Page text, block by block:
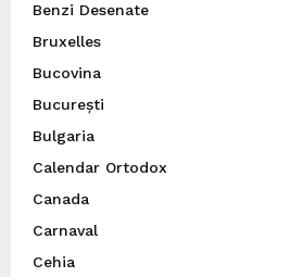
Benzi Desenate
Bruxelles
Bucovina
București
Bulgaria
Calendar Ortodox
Canada
Carnaval
Cehia